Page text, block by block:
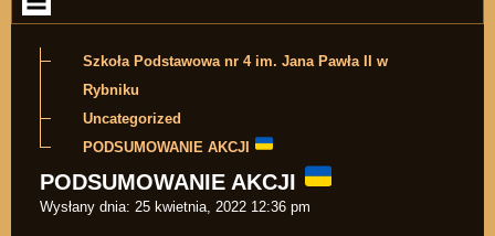
Szkoła Podstawowa nr 4 im. Jana Pawła II w
Rybniku
Uncategorized
PODSUMOWANIE AKCJI
PODSUMOWANIE AKCJI
Wysłany dnia: 25 kwietnia, 2022 12:36 pm